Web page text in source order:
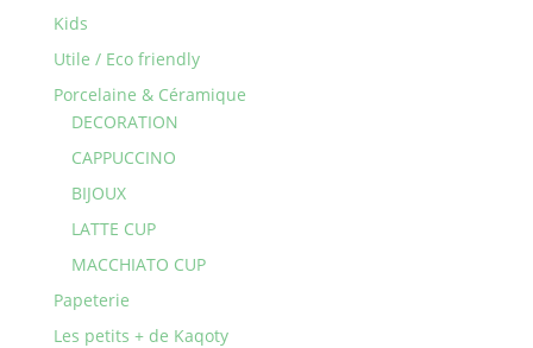
Kids
Utile / Eco friendly
Porcelaine & Céramique
DECORATION
CAPPUCCINO
BIJOUX
LATTE CUP
MACCHIATO CUP
Papeterie
Les petits + de Kaqoty